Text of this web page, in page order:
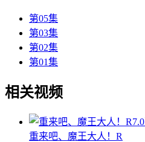
第05集
第03集
第02集
第01集
相关视频
7.0
重来吧、魔王大人！R